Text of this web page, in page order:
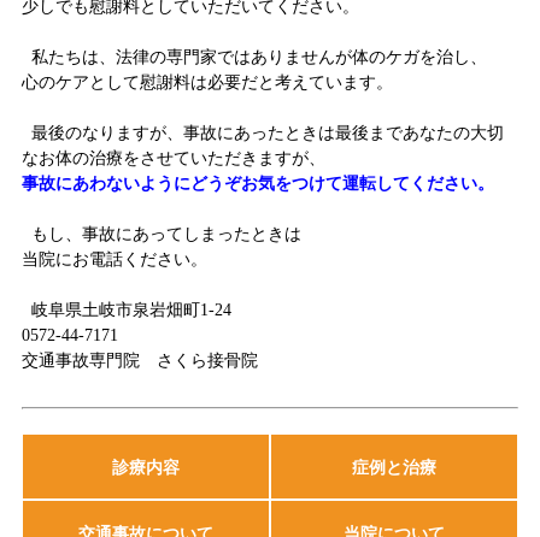
少しでも慰謝料としていただいてください。
私たちは、法律の専門家ではありませんが体のケガを治し、
心のケアとして慰謝料は必要だと考えています。
最後のなりますが、事故にあったときは最後まであなたの大切
なお体の治療をさせていただきますが、
事故にあわないようにどうぞお気をつけて運転してください。
もし、事故にあってしまったときは
当院にお電話ください。
岐阜県土岐市泉岩畑町1-24
0572-44-7171
交通事故専門院 さくら接骨院
診療内容 症例と治療